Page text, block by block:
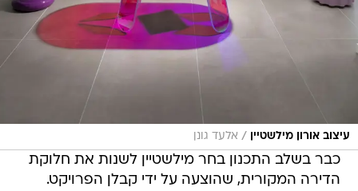
עיצוב אורון מילשטיין / אלעד גונן
כבר בשלב התכנון בחר מילשטיין לשנות את חלוקת
הדירה המקורית, שהוצעה על ידי קבלן הפרויקט.